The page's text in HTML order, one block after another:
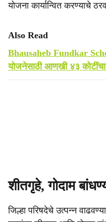
योजना कार्यान्वित करण्याचे
Also Read
Bhausaheb Fundkar
योजनेसाठी आणखी ४३
शीतगृहे, गोदाम
जिल्हा परिषदेचे उत्पन्न